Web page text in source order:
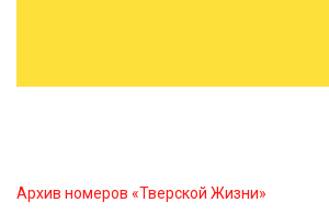
5 Авг 2026 14:44 250
Архив номеров «Тверской Жизни»